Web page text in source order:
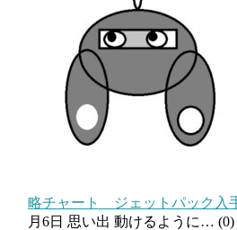
略チャート ジェットパック入
月6日 思い出 動けるように… (0)